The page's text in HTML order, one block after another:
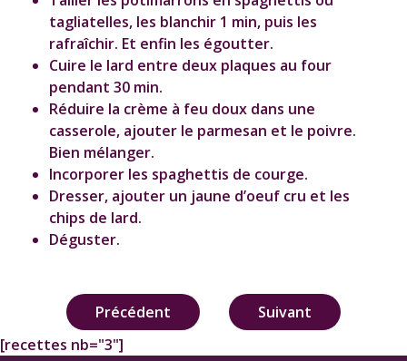
tagliatelles, les blanchir 1 min, puis les
rafraîchir. Et enfin les égoutter.
Cuire le lard entre deux plaques au four
pendant 30 min.
Réduire la crème à feu doux dans une
casserole, ajouter le parmesan et le poivre.
Bien mélanger.
Incorporer les spaghettis de courge.
Dresser, ajouter un jaune d’oeuf cru et les
chips de lard.
Déguster.
Navigation
de
Précédent
Suivant
[recettes nb="3"]